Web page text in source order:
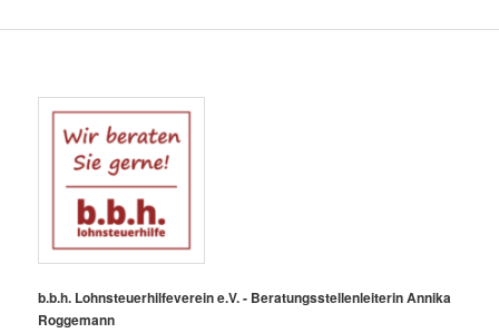
b.b.h. Lohnsteuerhilfeverein e.V. - Beratungsstellenleiterin Annika
Roggemann